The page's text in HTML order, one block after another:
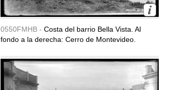
0550FMHB - Costa del barrio Bella Vista. Al
fondo a la derecha: Cerro de Montevideo.